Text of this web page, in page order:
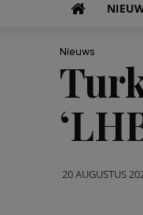
Nieuws
20 AUGUSTUS